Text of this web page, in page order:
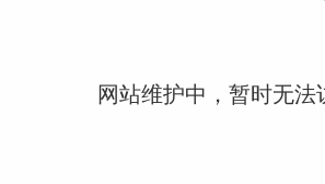
网站维护中，暂时无